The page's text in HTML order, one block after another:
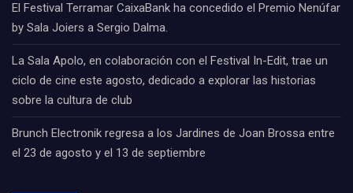
El Festival Terramar CaixaBank ha concedido el Premio Nenúfar
by Sala Joiers a Sergio Dalma.
La Sala Apolo, en colaboración con el Festival In-Edit, trae un
ciclo de cine este agosto, dedicado a explorar las historias
sobre la cultura de club
Brunch Electronik regresa a los Jardines de Joan Brossa entre
el 23 de agosto y el 13 de septiembre